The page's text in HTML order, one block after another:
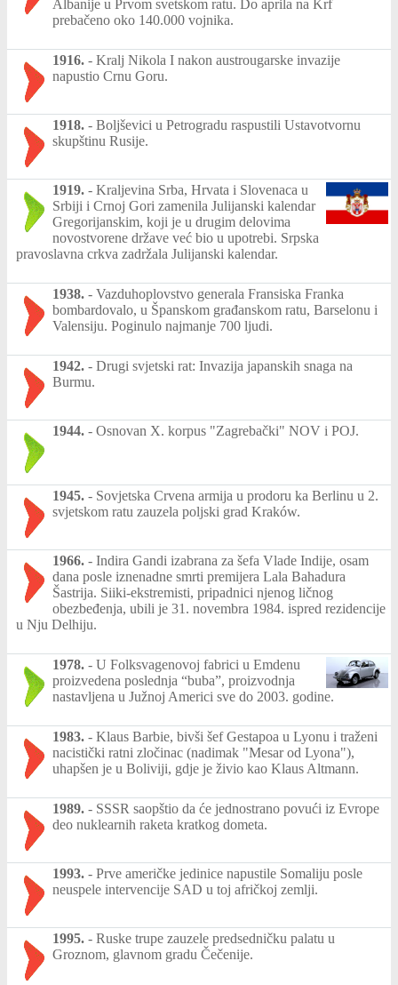
Albanije u Prvom svetskom ratu. Do aprila na Krf
prebačeno oko 140.000 vojnika.
1916. - Kralj Nikola I nakon austrougarske invazije
napustio Crnu Goru.
1918. - Boljševici u Petrogradu raspustili Ustavotvornu
skupštinu Rusije.
1919. - Kraljevina Srba, Hrvata i Slovenaca u
Srbiji i Crnoj Gori zamenila Julijanski kalendar
Gregorijanskim, koji je u drugim delovima
novostvorene države već bio u upotrebi. Srpska
pravoslavna crkva zadržala Julijanski kalendar.
1938. - Vazduhoplovstvo generala Fransiska Franka
bombardovalo, u Španskom građanskom ratu, Barselonu i
Valensiju. Poginulo najmanje 700 ljudi.
1942. - Drugi svjetski rat: Invazija japanskih snaga na
Burmu.
1944. - Osnovan X. korpus "Zagrebački" NOV i POJ.
1945. - Sovjetska Crvena armija u prodoru ka Berlinu u 2.
svjetskom ratu zauzela poljski grad Kraków.
1966. - Indira Gandi izabrana za šefa Vlade Indije, osam
dana posle iznenadne smrti premijera Lala Bahadura
Šastrija. Siiki-ekstremisti, pripadnici njenog ličnog
obezbeđenja, ubili je 31. novembra 1984. ispred rezidencije
u Nju Delhiju.
1978. - U Folksvagenovoj fabrici u Emdenu
proizvedena poslednja “buba”, proizvodnja
nastavljena u Južnoj Americi sve do 2003. godine.
1983. - Klaus Barbie, bivši šef Gestapoa u Lyonu i traženi
nacistički ratni zločinac (nadimak "Mesar od Lyona"),
uhapšen je u Boliviji, gdje je živio kao Klaus Altmann.
1989. - SSSR saopštio da će jednostrano povući iz Evrope
deo nuklearnih raketa kratkog dometa.
1993. - Prve američke jedinice napustile Somaliju posle
neuspele intervencije SAD u toj afričkoj zemlji.
1995. - Ruske trupe zauzele predsedničku palatu u
Groznom, glavnom gradu Čečenije.